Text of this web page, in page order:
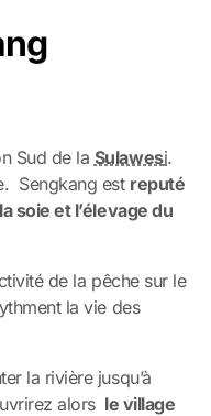
Sud de la Sulawesi.
Sengkang est reputé
soie et l’élevage du
de la pêche sur le
la vie des
la rivière jusqu’à
alors le village